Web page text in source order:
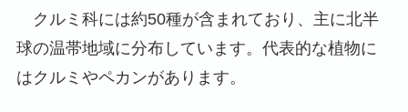
クルミ科には約50種が含まれており、主に北半
球の温帯地域に分布しています。代表的な植物に
はクルミやペカンがあります。